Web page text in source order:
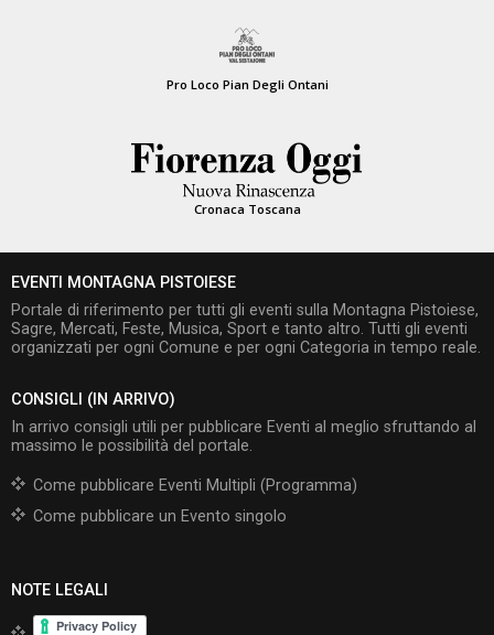
Pro Loco Pian Degli Ontani
Cronaca Toscana
EVENTI MONTAGNA PISTOIESE
Portale di riferimento per tutti gli eventi sulla Montagna Pistoiese,
Sagre, Mercati, Feste, Musica, Sport e tanto altro. Tutti gli eventi
organizzati per ogni Comune e per ogni Categoria in tempo reale.
CONSIGLI (IN ARRIVO)
In arrivo consigli utili per pubblicare Eventi al meglio sfruttando al
massimo le possibilità del portale.
Come pubblicare Eventi Multipli (Programma)
Come pubblicare un Evento singolo
NOTE LEGALI